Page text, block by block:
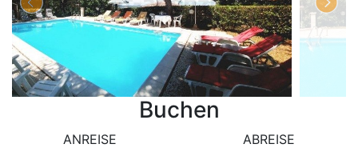
Buchen
ANREISE ABREISE